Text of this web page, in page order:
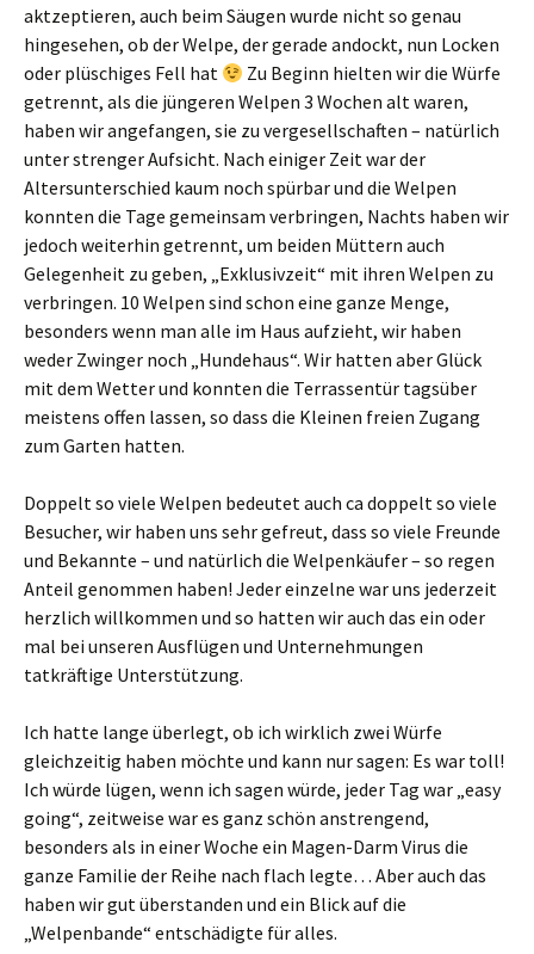
aktzeptieren, auch beim Säugen wurde nicht so genau
hingesehen, ob der Welpe, der gerade andockt, nun Locken
oder plüschiges Fell hat
Zu Beginn hielten wir die Würfe
getrennt, als die jüngeren Welpen 3 Wochen alt waren,
haben wir angefangen, sie zu vergesellschaften – natürlich
unter strenger Aufsicht. Nach einiger Zeit war der
Altersunterschied kaum noch spürbar und die Welpen
konnten die Tage gemeinsam verbringen, Nachts haben wir
jedoch weiterhin getrennt, um beiden Müttern auch
Gelegenheit zu geben, „Exklusivzeit“ mit ihren Welpen zu
verbringen. 10 Welpen sind schon eine ganze Menge,
besonders wenn man alle im Haus aufzieht, wir haben
weder Zwinger noch „Hundehaus“. Wir hatten aber Glück
mit dem Wetter und konnten die Terrassentür tagsüber
meistens offen lassen, so dass die Kleinen freien Zugang
zum Garten hatten.
Doppelt so viele Welpen bedeutet auch ca doppelt so viele
Besucher, wir haben uns sehr gefreut, dass so viele Freunde
und Bekannte – und natürlich die Welpenkäufer – so regen
Anteil genommen haben! Jeder einzelne war uns jederzeit
herzlich willkommen und so hatten wir auch das ein oder
mal bei unseren Ausflügen und Unternehmungen
tatkräftige Unterstützung.
Ich hatte lange überlegt, ob ich wirklich zwei Würfe
gleichzeitig haben möchte und kann nur sagen: Es war toll!
Ich würde lügen, wenn ich sagen würde, jeder Tag war „easy
going“, zeitweise war es ganz schön anstrengend,
besonders als in einer Woche ein Magen-Darm Virus die
ganze Familie der Reihe nach flach legte… Aber auch das
haben wir gut überstanden und ein Blick auf die
„Welpenbande“ entschädigte für alles.